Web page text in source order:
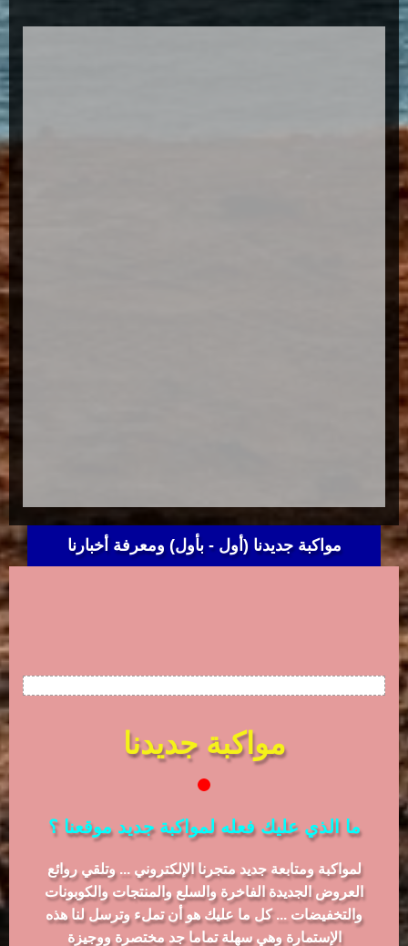
مواكبة جديدنا (أول - بأول) ومعرفة أخبارنا
مواكبة جديدنا
ما الذي عليك فعله لمواكبة جديد موقعنا ؟
لمواكبة ومتابعة جديد متجرنا الإلكتروني ... وتلقي روائع
العروض الجديدة الفاخرة والسلع والمنتجات والكوبونات
والتخفيضات ... كل ما عليك هو أن تملء وترسل لنا هذه
الإستمارة وهي سهلة تماما جد مختصرة ووجيزة